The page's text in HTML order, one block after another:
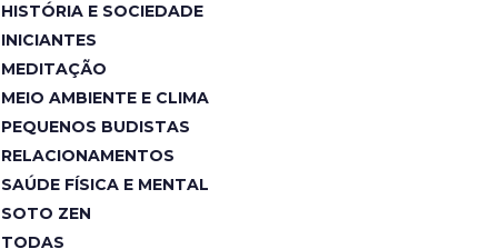
HISTÓRIA E SOCIEDADE
INICIANTES
MEDITAÇÃO
MEIO AMBIENTE E CLIMA
PEQUENOS BUDISTAS
RELACIONAMENTOS
SAÚDE FÍSICA E MENTAL
SOTO ZEN
TODAS